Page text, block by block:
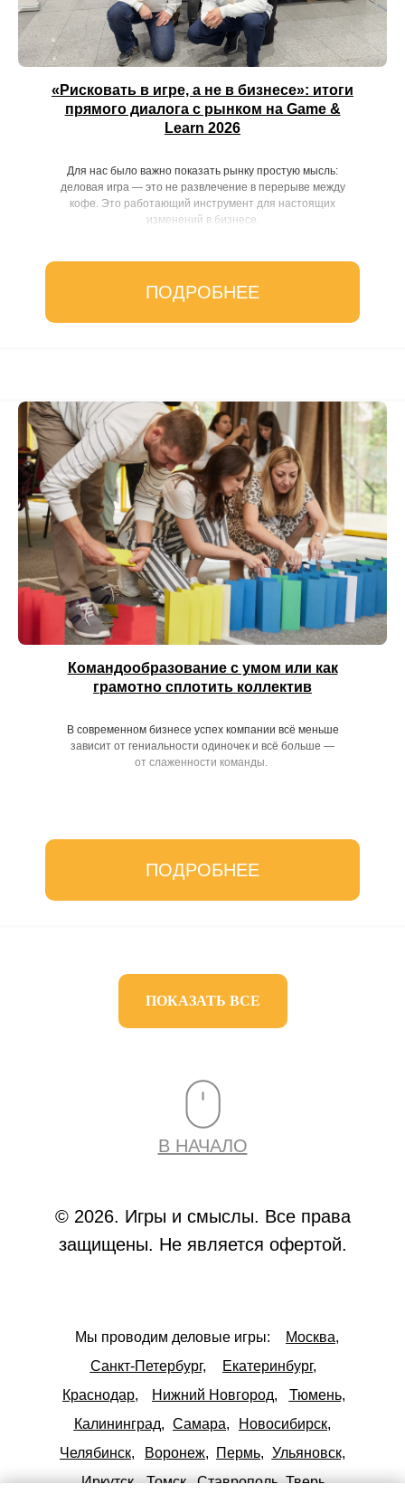
«Рисковать в игре, а не в бизнесе»: итоги
прямого диалога с рынком на Game &
Learn 2026
Для нас было важно показать рынку простую мысль:
деловая игра — это не развлечение в перерыве между
кофе. Это работающий инструмент для настоящих
изменений в бизнесе.
ПОДРОБНЕЕ
Командообразование с умом или как
грамотно сплотить коллектив
В современном бизнесе успех компании всё меньше
зависит от гениальности одиночек и всё больше —
от слаженности команды.
ПОДРОБНЕЕ
ПОКАЗАТЬ ВСЕ
В НАЧАЛО
© 2026. Игры и смыслы. Все права
защищены. Не является офертой.
Мы проводим деловые игры:
Москва,
Санкт-Петербург,
Екатеринбург,
Краснодар,
Нижний Новгород,
Тюмень,
Калининград, Самара,
Новосибирск,
Челябинск,
Воронеж, Пермь, Ульяновск,
Иркутск, Томск, Ставрополь, Тверь,